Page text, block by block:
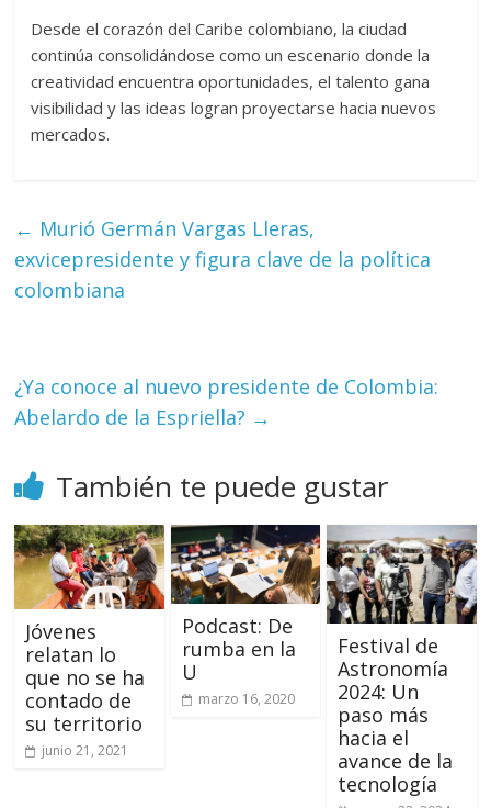
Desde el corazón del Caribe colombiano, la ciudad
continúa consolidándose como un escenario donde la
creatividad encuentra oportunidades, el talento gana
visibilidad y las ideas logran proyectarse hacia nuevos
mercados.
← Murió Germán Vargas Lleras,
exvicepresidente y figura clave de la política
colombiana
¿Ya conoce al nuevo presidente de Colombia:
Abelardo de la Espriella? →
También te puede gustar
Jóvenes
relatan lo
que no se ha
contado de
su territorio
junio 21, 2021
Podcast: De
rumba en la
U
marzo 16, 2020
Festival de
Astronomía
2024: Un
paso más
hacia el
avance de la
tecnología